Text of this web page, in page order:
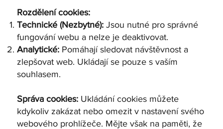
Rozdělení cookies:
Technické (Nezbytné):Jsou nutné pro správné
fungování webu a nelze je deaktivovat.
Analytické: Pomáhají sledovat návštěvnost a
zlepšovat web. Ukládají se pouze s vaším
souhlasem.
Správa cookies: Ukládání cookies můžete
kdykoliv zakázat nebo omezit v nastavení svého
webového prohlížeče. Mějte však na paměti, že